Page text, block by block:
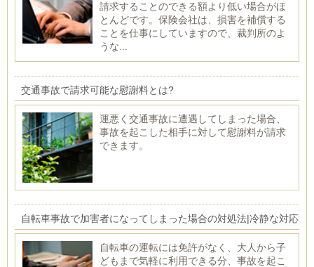
請求することのできる額より低い場合がほ
とんどです。保険会社は、損害を補償する
ことを仕事にしていますので、裁判所のよ
うな...
交通事故で請求可能な慰謝料とは?
運悪く交通事故に遭遇してしまった場合、
事故を起こした相手に対して慰謝料が請求
できます。
自転車事故で加害者になってしまった場合の対処法|冷静な対応
でリスクを最小限に
自転車の運転には免許がなく、大人から子
どもまで気軽に利用できる分、事故を起こ